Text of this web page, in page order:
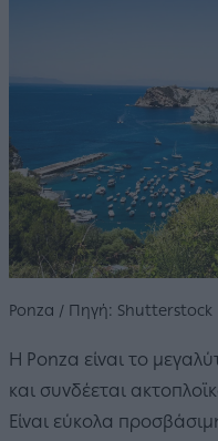
Ponza / Πηγή: Shutterstock
Η Ponza είναι το
και συνδέεται
Είναι εύκολα